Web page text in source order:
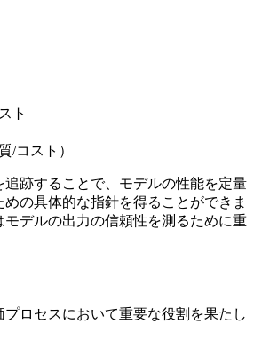
ト
/コスト）
追跡することで、モデルの性能を定量
の具体的な指針を得ることができま
デルの出力の信頼性を測るために重
ロセスにおいて重要な役割を果たし